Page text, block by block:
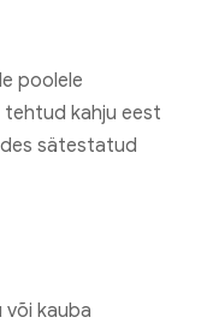
poolele
tehtud kahju eest
sätestatud
või kauba